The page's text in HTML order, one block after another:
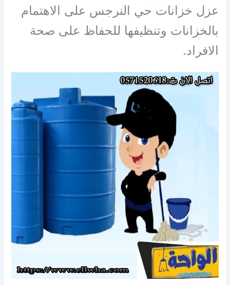
عزل خزانات حي النرجس على الاهتمام
بالخزانات وتنظيفها للحفاظ على صحة
الافراد.